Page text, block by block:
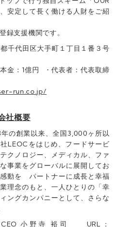
安定して長く働ける人財をご紹
録支援機関です。
千代田区大手町１丁目１番３号
金：1億円 • 代表者：代表取締
run.co.jp/
社概要
の創業以来、全国3,000ヶ所以
LEOCをはじめ、フードサービ
クノロジー、メディカル、ファ
事業をグローバルに展開してお
動を パートナーに成長と幸福
理念のもと、一人ひとりの「幸
ングカンパニーとして、さらな
CEO 小野寺 裕司 URL：